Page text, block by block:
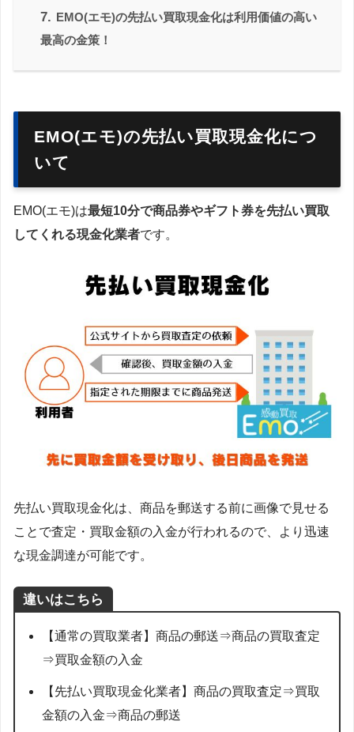
7. EMO(エモ)の先払い買取現金化は利用価値の高い
最高の金策！
EMO(エモ)の先払い買取現金化につ
いて
EMO(エモ)は最短10分で商品券やギフト券を先払い買取
してくれる現金化業者です。
先払い買取現金化は、商品を郵送する前に画像で見せる
ことで査定・買取金額の入金が行われるので、より迅速
な現金調達が可能です。
違いはこちら
【通常の買取業者】商品の郵送⇒商品の買取査定
⇒買取金額の入金
【先払い買取現金化業者】商品の買取査定⇒買取
金額の入金⇒商品の郵送